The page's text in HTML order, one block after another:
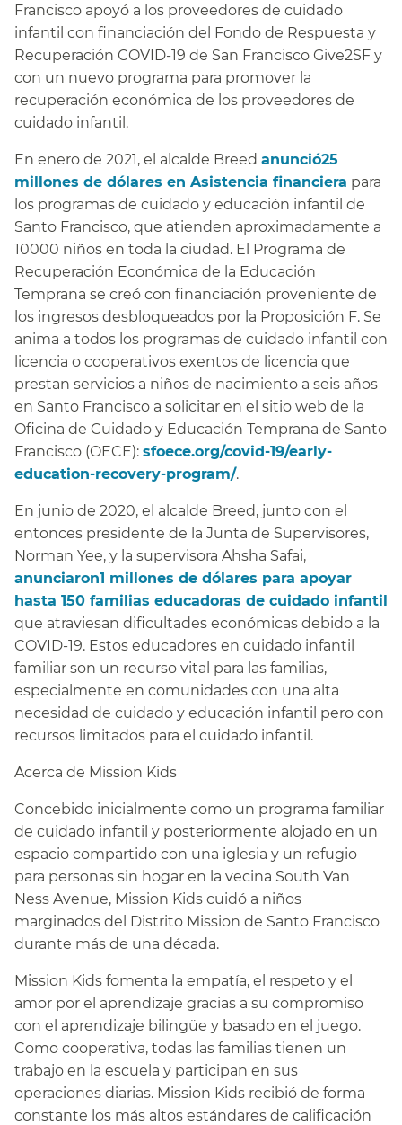
Francisco apoyó a los proveedores de cuidado
infantil con financiación del Fondo de Respuesta y
Recuperación COVID-19 de San Francisco Give2SF y
con un nuevo programa para promover la
recuperación económica de los proveedores de
cuidado infantil.​​
En enero de 2021, el alcalde Breed anunció25
millones de dólares en Asistencia financiera para
los programas de cuidado y educación infantil de
Santo Francisco, que atienden aproximadamente a
10000 niños en toda la ciudad. El Programa de
Recuperación Económica de la Educación
Temprana se creó con financiación proveniente de
los ingresos desbloqueados por la Proposición F. Se
anima a todos los programas de cuidado infantil con
licencia o cooperativos exentos de licencia que
prestan servicios a niños de nacimiento a seis años
en Santo Francisco a solicitar en el sitio web de la
Oficina de Cuidado y Educación Temprana de Santo
Francisco (OECE): sfoece.org/covid-19/early-
education-recovery-program/.​​
En junio de 2020, el alcalde Breed, junto con el
entonces presidente de la Junta de Supervisores,
Norman Yee, y la supervisora Ahsha Safai,
anunciaron1 millones de dólares para apoyar
hasta 150 familias educadoras de cuidado infantil
que atraviesan dificultades económicas debido a la
COVID-19. Estos educadores en cuidado infantil
familiar son un recurso vital para las familias,
especialmente en comunidades con una alta
necesidad de cuidado y educación infantil pero con
recursos limitados para el cuidado infantil.​​
Acerca de Mission Kids​​
Concebido inicialmente como un programa familiar
de cuidado infantil y posteriormente alojado en un
espacio compartido con una iglesia y un refugio
para personas sin hogar en la vecina South Van
Ness Avenue, Mission Kids cuidó a niños
marginados del Distrito Mission de Santo Francisco
durante más de una década.​​
Mission Kids fomenta la empatía, el respeto y el
amor por el aprendizaje gracias a su compromiso
con el aprendizaje bilingüe y basado en el juego.
Como cooperativa, todas las familias tienen un
trabajo en la escuela y participan en sus
operaciones diarias. Mission Kids recibió de forma
constante los más altos estándares de calificación